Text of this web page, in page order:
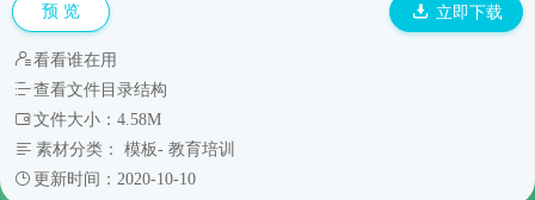
预 览 立即下载
看看谁在用
查看文件目录结构
文件大小：4.58M
素材分类： 模板- 教育培训
更新时间：2020-10-10